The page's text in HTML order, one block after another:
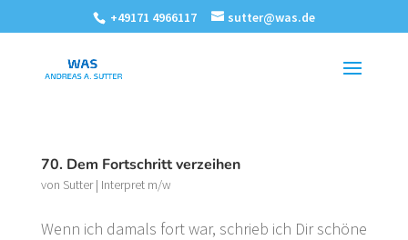
+49171 4966117 sutter@was.de
70. Dem Fortschritt verzeihen
von Sutter| Interpret m/w
Wenn ich damals fort war, schrieb ich Dir schöne